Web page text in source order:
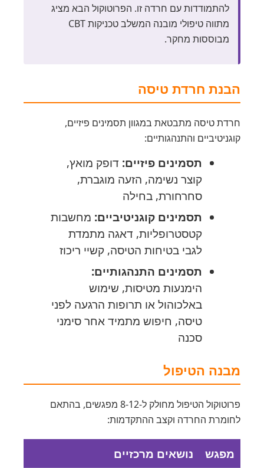
להתמודדות עם חרדה זו. הפרוטוקול הבא מציג
מתווה טיפולי מובנה המשלב טכניקות CBT
מבוססות מחקר.
הבנת חרדת טיסה
חרדת טיסה מתבטאת במגוון תסמינים פיזיים,
קוגניטיביים והתנהגותיים:
תסמינים פיזיים: דופק מואץ,
קוצר נשימה, הזעה מוגברת,
סחרחורת, בחילה
תסמינים קוגניטיביים: מחשבות
קטסטרופליות, דאגה מתמדת
לגבי בטיחות הטיסה, קשיי ריכוז
תסמינים התנהגותיים:
הימנעות מטיסות, שימוש
באלכוהול או תרופות הרגעה לפני
טיסה, חיפוש מתמיד אחר סימני
סכנה
מבנה הטיפול
פרוטוקול הטיפול מחולק ל-8-12 מפגשים, בהתאם
לחומרת החרדה וקצב ההתקדמות:
מפגש
נושאים מרכזיים